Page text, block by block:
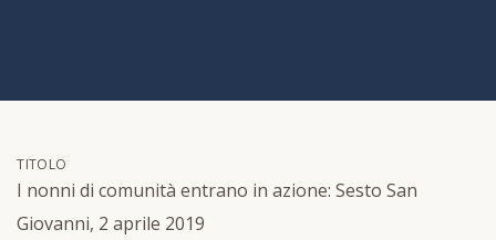
TITOLO
I nonni di comunità entrano in azione: Sesto San
Giovanni, 2 aprile 2019